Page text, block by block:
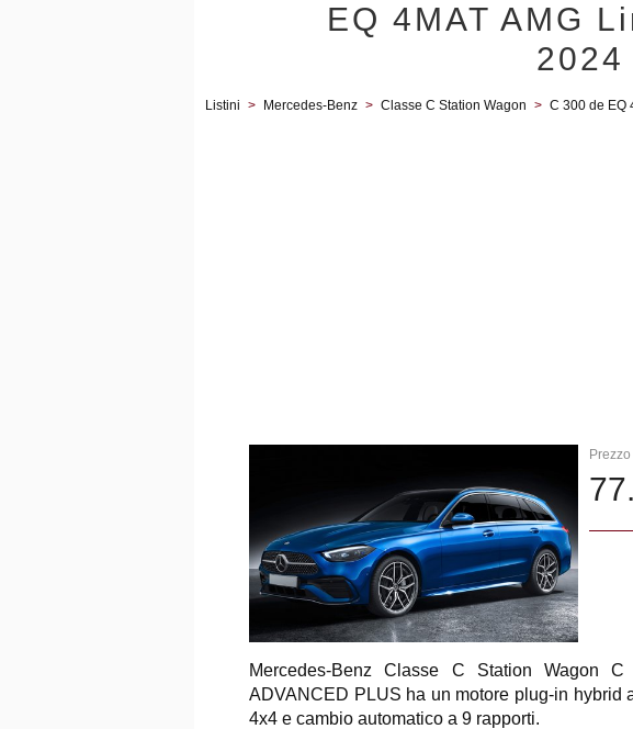
EQ 4MAT AMG
Listini > Mercedes-Benz > Classe C Station Wagon > C 300 de EQ
Mercedes-Benz Classe C Station Wagon
ADVANCED PLUS ha un motore plug-in hybrid
4x4 e cambio automatico a 9 rapporti.